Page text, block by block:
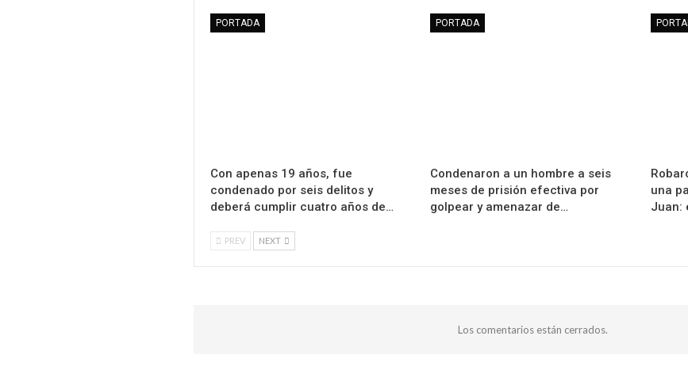
PORTADA
Con apenas 19 años, fue
condenado por seis delitos y
deberá cumplir cuatro años de…
PORTADA
Condenaron a un hombre a seis
meses de prisión efectiva por
golpear y amenazar de…
una
Juan:
PREV NEXT
Los comentarios están cerrados.